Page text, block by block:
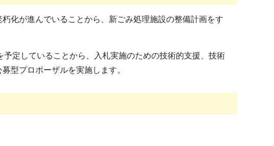
化が進んでいることから、新ごみ処理施設の整備計画をす
定していることから、入札実施のための技術的支援、技術
型プロポーザルを実施します。